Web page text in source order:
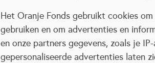
Het Oranje Fonds gebruikt cookies
gebruiken en om advertenties en
en onze partners gegevens, zoals je
gepersonaliseerde advertenties laten